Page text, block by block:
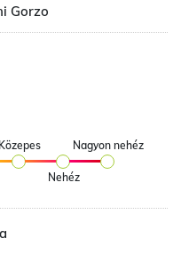
Gorzo
Közepes
Nehéz
Nagyon nehéz